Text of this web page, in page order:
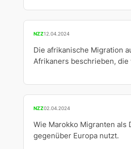
NZZ12.04.2024
Die afrikanische Migration
Afrikaners beschrieben,
NZZ02.04.2024
Wie Marokko Migranten als
gegenüber Europa nutzt.